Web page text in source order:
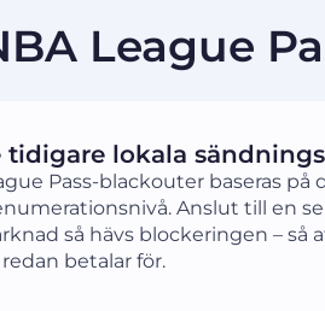
League
tidigare lokala
Pass-blackouter baseras på
Anslut till en
så hävs blockeringen – så
betalar för.